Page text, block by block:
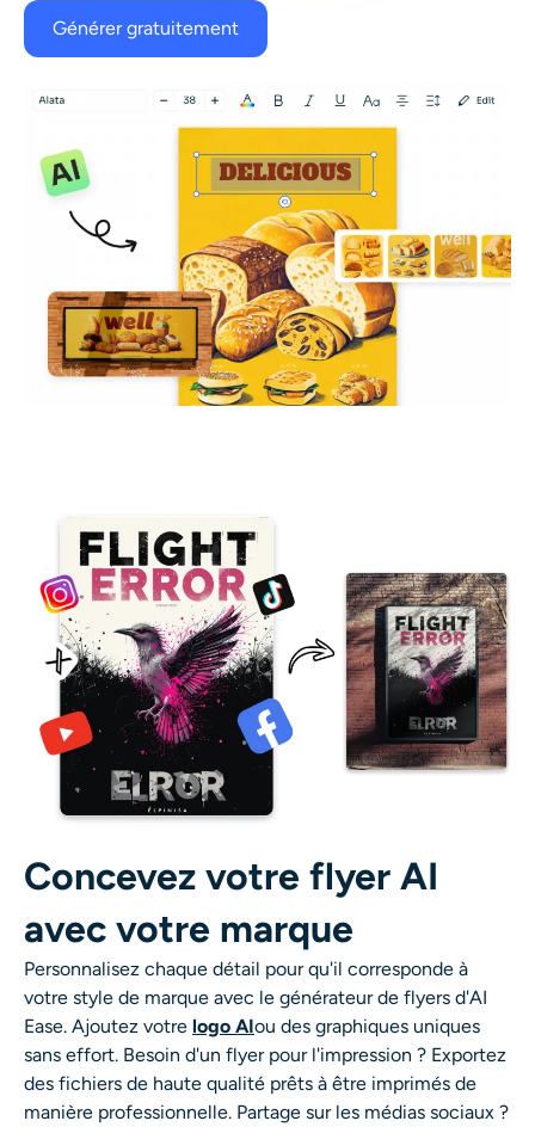
Générer gratuitement
Concevez votre flyer AI
avec votre marque
Personnalisez chaque détail pour qu'il corresponde à
votre style de marque avec le générateur de flyers d'AI
Ease. Ajoutez votre logo AIou des graphiques uniques
sans effort. Besoin d'un flyer pour l'impression ? Exportez
des fichiers de haute qualité prêts à être imprimés de
manière professionnelle. Partage sur les médias sociaux ?